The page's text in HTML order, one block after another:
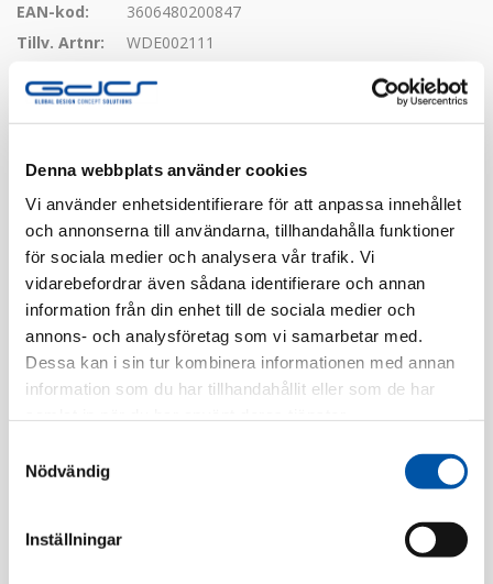
Denna webbplats använder cookies
Vi använder enhetsidentifierare för att anpassa innehållet
och annonserna till användarna, tillhandahålla funktioner
för sociala medier och analysera vår trafik. Vi
vidarebefordrar även sådana identifierare och annan
information från din enhet till de sociala medier och
annons- och analysföretag som vi samarbetar med.
Dessa kan i sin tur kombinera informationen med annan
information som du har tillhandahållit eller som de har
Nödvändig
Inställningar
EAN-kod:
3606480200847
Tillv. Artnr:
WDE002111
Finns i lager
Beskrivning
Specifikation
Relaterade produkter